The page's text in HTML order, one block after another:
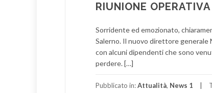
RIUNIONE
Sorridente ed emozionato,
Salerno. Il nuovo direttore
con alcuni dipendenti che sono
perdere. […]
Pubblicato in:Attualità, News 1